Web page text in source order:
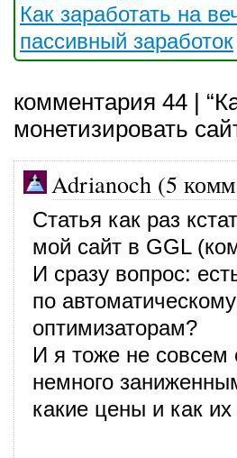
Как заработать на
пассивный заработок
комментария 44 |
монетизировать
Adrianoch (5
Статья как раз
мой сайт в GGL
И сразу вопрос:
по
оптимизаторам?
И я тоже не совсем
немного
какие цены и как